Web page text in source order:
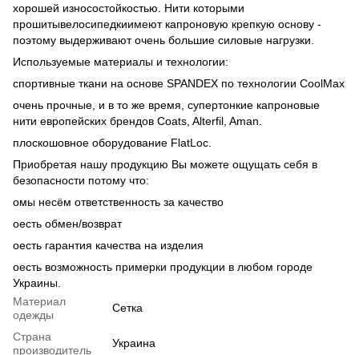
хорошей износостойкостью. Нити которыми
прошитывелосипедкиимеют капроновую крепкую основу -
поэтому выдерживают очень большие силовые нагрузки.
Используемые материалы и технологии:
спортивные ткани на основе SPANDEX по технологии CoolMax
очень прочные, и в то же время, супертонкие капроновые
нити европейских брендов Coats, Alterfil, Aman.
плоскошовное оборудование FlatLoc.
Приобретая нашу продукцию Вы можете ощущать себя в
безопасности потому что:
oмы несём ответственность за качество
oесть обмен/возврат
oесть гарантия качества на изделия
oесть возможность примерки продукции в любом городе
Украины.
Материал
одежды
Сетка
Страна
производитель
Украина